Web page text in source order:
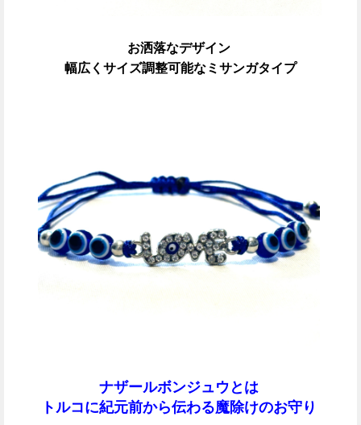
お洒落なデザイン
幅広くサイズ調整可能なミサンガタイプ
ナザールボンジュウとは
トルコに紀元前から伝わる魔除けのお守り